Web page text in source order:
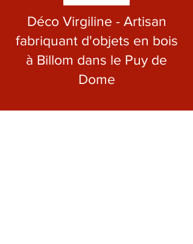
Déco Virgiline - Artisan
fabriquant d'objets en bois
à Billom dans le Puy de
Dome